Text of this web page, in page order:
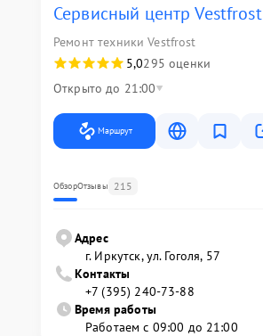
Сервисный центр Vestfrost
Ремонт техники Vestfrost
5,0295 оценки
Открыто до 21:00
Маршрут
ОбзорОтзывы 215
Адрес
г. Иркутск, ул. ​Гоголя, 57
Контакты
+7 (395) 240-73-88
Время работы
Работаем с 09:00 до 21:00